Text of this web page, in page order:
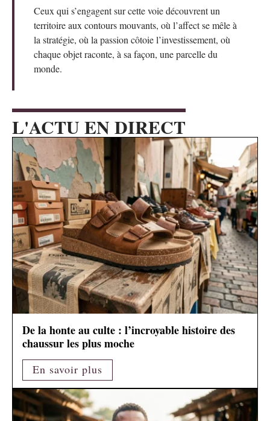
Ceux qui s’engagent sur cette voie découvrent un
territoire aux contours mouvants, où l’affect se mêle à
la stratégie, où la passion côtoie l’investissement, où
chaque objet raconte, à sa façon, une parcelle du
monde.
L'ACTU EN DIRECT
De la honte au culte : l’incroyable histoire des
chaussur les plus moche
En savoir plus